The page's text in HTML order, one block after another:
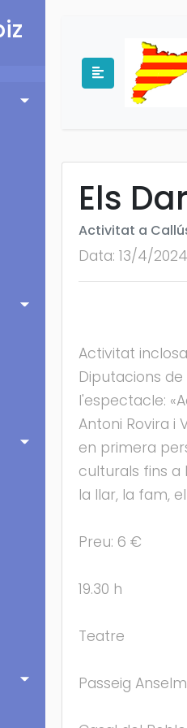
Els
Activitat a
Data: 13/4/2024
Activitat
Diputacions
l'espectacle:
Antoni Rovira i
en primera
culturals fins a
la llar, la fam,
Preu: 6 €
19.30 h
Teatre
Passeig